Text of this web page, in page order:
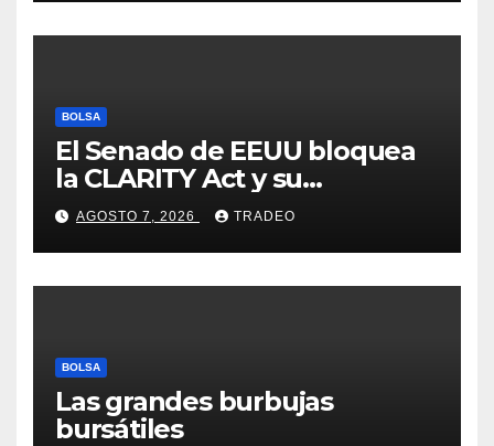
BOLSA
El Senado de EEUU bloquea
la CLARITY Act y su
aprobación en 2026 peligra
AGOSTO 7, 2026 TRADEO
BOLSA
Las grandes burbujas
bursátiles